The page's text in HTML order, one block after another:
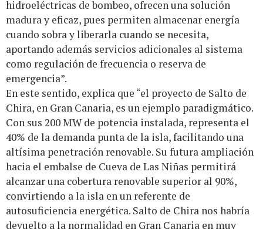
hidroeléctricas de bombeo, ofrecen una solución
madura y eficaz, pues permiten almacenar energía
cuando sobra y liberarla cuando se necesita,
aportando además servicios adicionales al sistema
como regulación de frecuencia o reserva de
emergencia”.
En este sentido, explica que “el proyecto de Salto de
Chira, en Gran Canaria, es un ejemplo paradigmático.
Con sus 200 MW de potencia instalada, representa el
40% de la demanda punta de la isla, facilitando una
altísima penetración renovable. Su futura ampliación
hacia el embalse de Cueva de Las Niñas permitirá
alcanzar una cobertura renovable superior al 90%,
convirtiendo a la isla en un referente de
autosuficiencia energética. Salto de Chira nos habría
devuelto a la normalidad en Gran Canaria en muy